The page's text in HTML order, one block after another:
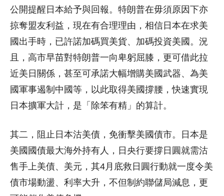
公開提醒日本給予與回報。特朗普在毋須原因下亦
掠奪盟友利益，現在有合理理由，相信日本在求美
國出手時，已許諾加碼買美貨、加碼投資美國。況
且，高市早苗對特朗普一向卑躬屈膝，更可借此拉
近美日關係，甚至可承諾大幅增購美國武器、為美
國軍事遏制中國等，以此取得美國撐腰，快速實現
日本擴軍大計，是「除笨有精」的算計。
其二，阻止日本沽美債，免衝擊美國債市。日本是
美國國債最大海外持有人，日央行要撐日圓就需沽
售手上美債、美元，其4月底救日圓行動就一度令美
債市場動盪、利率大升，不但制約聯儲局減息，更